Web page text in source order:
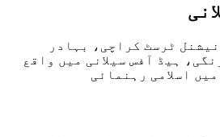
ٹرسٹ کراچی، بہادر
ہیڈ آفس سیلانی میں واقع
اسلامی رہنمائی